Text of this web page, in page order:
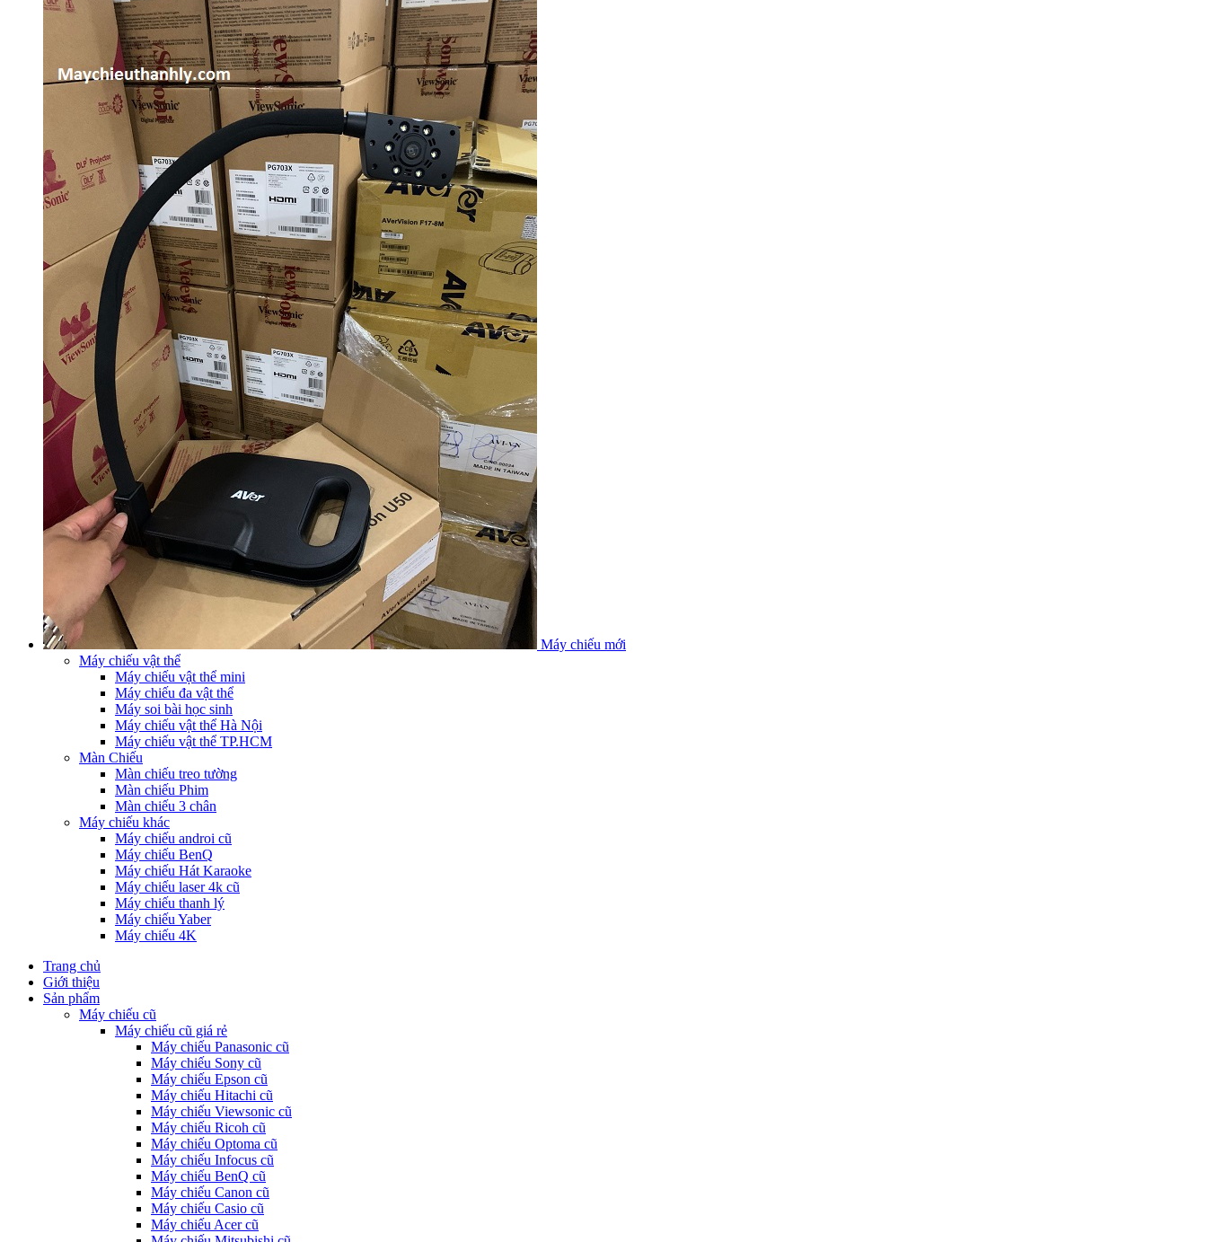
Máy chiếu mới
Máy chiếu vật thể
Máy chiếu vật thể mini
Máy chiếu đa vật thể
Máy soi bài học sinh
Máy chiếu vật thể Hà Nội
Máy chiếu vật thể TP.HCM
Màn Chiếu
Màn chiếu treo tường
Màn chiếu Phim
Màn chiếu 3 chân
Máy chiếu khác
Máy chiếu androi cũ
Máy chiếu BenQ
Máy chiếu Hát Karaoke
Máy chiếu laser 4k cũ
Máy chiếu thanh lý
Máy chiếu Yaber
Máy chiếu 4K
Trang chủ
Giới thiệu
Sản phẩm
Máy chiếu cũ
Máy chiếu cũ giá rẻ
Máy chiếu Panasonic cũ
Máy chiếu Sony cũ
Máy chiếu Epson cũ
Máy chiếu Hitachi cũ
Máy chiếu Viewsonic cũ
Máy chiếu Ricoh cũ
Máy chiếu Optoma cũ
Máy chiếu Infocus cũ
Máy chiếu BenQ cũ
Máy chiếu Canon cũ
Máy chiếu Casio cũ
Máy chiếu Acer cũ